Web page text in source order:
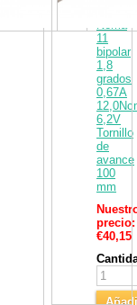
Nema
11
bipolar
1,8
grados
0,67A
6,2V
Tornillo
de
avance
100
mm
precio:
€40,15